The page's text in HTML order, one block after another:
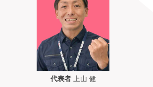
代表者上山 健